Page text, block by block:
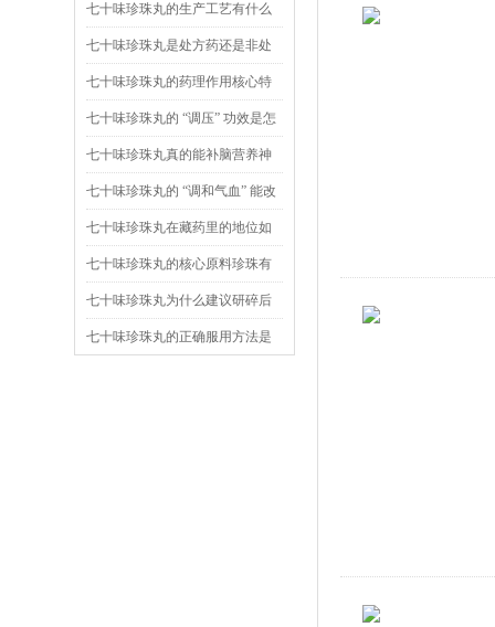
七十味珍珠丸的生产工艺有什么
特殊之处？
七十味珍珠丸是处方药还是非处
方药？
七十味珍珠丸的药理作用核心特
点是什么？
七十味珍珠丸的 “调压” 功效是怎
么实现的？
七十味珍珠丸真的能补脑营养神
经吗？
七十味珍珠丸的 “调和气血” 能改
善什么症状？
七十味珍珠丸在藏药里的地位如
何？
七十味珍珠丸的核心原料珍珠有
什么药用价值？
七十味珍珠丸为什么建议研碎后
用开水送服？
七十味珍珠丸的正确服用方法是